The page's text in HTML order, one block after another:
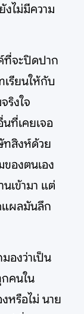
งไม่มีความ
ที่จะปิดปาก
เรียนให้กับ
ริงใจ
ที่เคยเจอ
ทสิงห์ด้วย
องตนเอง
เข้ามา แต่
แผลมันลึก
องว่าเป็น
คนใน
หรือไม่ นาย